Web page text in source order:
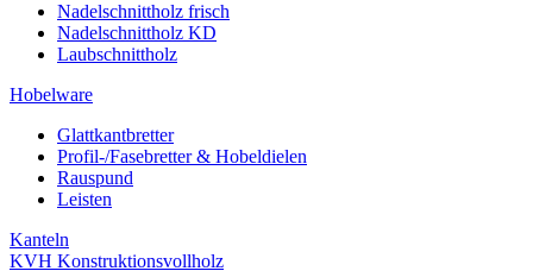
Nadelschnittholz frisch
Nadelschnittholz KD
Laubschnittholz
Hobelware
Glattkantbretter
Profil-/Fasebretter & Hobeldielen
Rauspund
Leisten
Kanteln
KVH Konstruktionsvollholz